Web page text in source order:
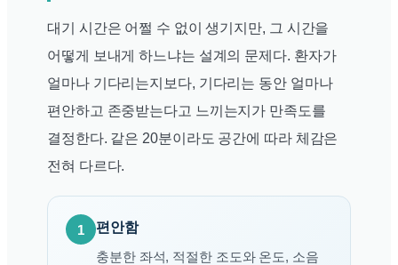
대기 시간은 어쩔 수 없이 생기지만, 그 시간을
어떻게 보내게 하느냐는 설계의 문제다. 환자가
얼마나 기다리는지보다, 기다리는 동안 얼마나
편안하고 존중받는다고 느끼는지가 만족도를
결정한다. 같은 20분이라도 공간에 따라 체감은
전혀 다르다.
1 편안함
충분한 좌석, 적절한 조도와 온도, 소음